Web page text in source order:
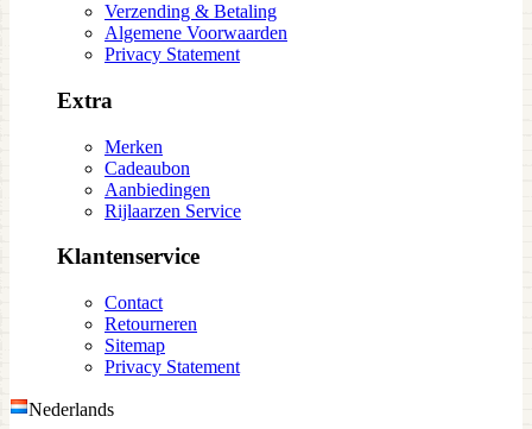
Verzending & Betaling
Algemene Voorwaarden
Privacy Statement
Extra
Merken
Cadeaubon
Aanbiedingen
Rijlaarzen Service
Klantenservice
Contact
Retourneren
Sitemap
Privacy Statement
Nederlands